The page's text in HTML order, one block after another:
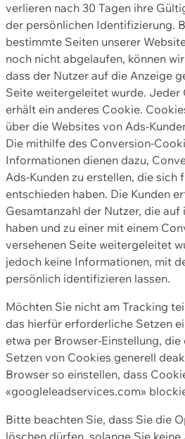
verlieren nach 30 Tagen ihre
der persönlichen Identifizierung.
bestimmte Seiten unserer
noch nicht abgelaufen, können
dass der Nutzer auf die Anzeige
Seite weitergeleitet wurde. Jeder
erhält ein anderes Cookie.
über die Websites von Ads-
Die mithilfe des Conversion-
Informationen dienen dazu,
Ads-Kunden zu erstellen, die sich
entschieden haben. Die Kunden
Gesamtanzahl der Nutzer, die
haben und zu einer mit einem
versehenen Seite weitergeleitet
jedoch keine Informationen, mit
persönlich identifizieren lassen.
Möchten Sie nicht am Tracking
das hierfür erforderliche Setzen
etwa per Browser-Einstellung,
Setzen von Cookies generell
Browser so einstellen, dass
«googleleadservices.com»
Bitte beachten Sie, dass Sie die